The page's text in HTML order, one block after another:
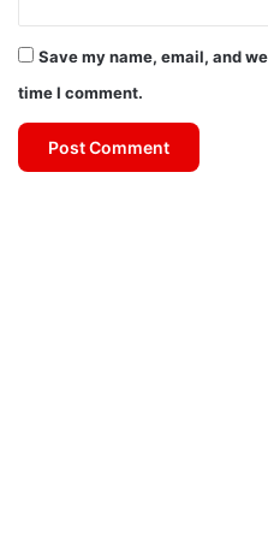
Save my name, email, and
time I comment.